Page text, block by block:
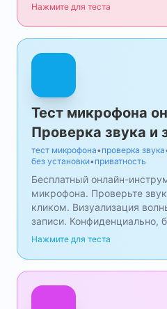
Нажмите для теста
Тест микрофона
Проверка звука и
тест микрофона•проверка звука
без установки•приватность
Бесплатный онлайн-
микрофона. Проверьте
кликом. Визуализация
записи. Конфиденциально,
Нажмите для теста